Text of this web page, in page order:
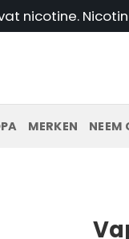
nicotine.
MERKEN NEEM